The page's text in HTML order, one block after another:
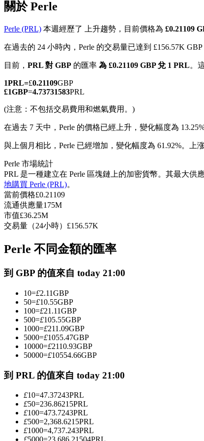
TradFi
美股、外匯、貴金屬及大宗商品衍生性商品
USDC永續
多種以USDC結算的永續合約
跟單
與頂尖交易專家同行
關於 Perle
Perle (PRL) 本週經歷了 上升趨勢，目前價格為 £0.21109
在過去的 24 小時內，Perle 的交易量已達到 £156.57K GBP
目前， PRL 對 GBP 的匯率 為 £0.21109 GBP 兌 1 PRL。
1PRL=£0.21109GBP
£1GBP=4.73731583PRL
(注意：不包括交易費用和燃氣費用。)
在過去 7 天中，Perle 的價格已經上升，變化幅度為 13.25%
與上個月相比，Perle 已經增加，變化幅度為 61.92%。上涨
Perle 市場統計
PRL 是一種建立在 Perle 區塊鏈上的加密貨幣。其最大供
地購買 Perle (PRL)。
當前價格£0.21109
流通供應量175M
市值£36.25M
交易量（24小時） £156.57K
Perle 不同金額的匯率
到 GBP 的值來自 today 21:00
10=£2.11GBP
50=£10.55GBP
100=£21.11GBP
500=£105.55GBP
1000=£211.09GBP
5000=£1055.47GBP
10000=£2110.93GBP
50000=£10554.66GBP
到 PRL 的值來自 today 21:00
£10=47.37243PRL
£50=236.86215PRL
£100=473.7243PRL
£500=2,368.6215PRL
£1000=4,737.243PRL